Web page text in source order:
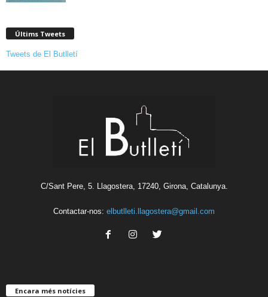
Últims Tweets
Tweets de El Butlletí
C/Sant Pere, 5. Llagostera, 17240, Girona, Catalunya.
Contactar-nos: elbutlleti.llagostera@gmail.com
Encara més notícies